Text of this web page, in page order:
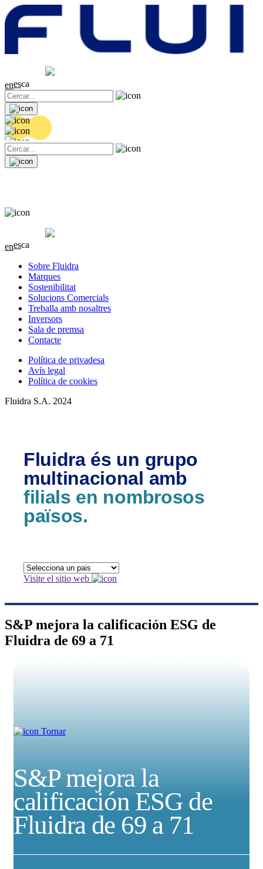
0.04 (+0.2%)
enesca
0.04 (+0.2%)
enesca
Sobre Fluidra
Marques
Sostenibilitat
Solucions Comercials
Treballa amb nosaltres
Inversors
Sala de premsa
Contacte
Política de privadesa
Avís legal
Política de cookies
Fluidra S.A. 2024
Fluidra és un grupo
multinacional amb
filials en nombrosos
països.
Visite el sitio web
S&P mejora la calificación ESG de
Fluidra de 69 a 71
Tornar
S&P mejora la
calificación ESG de
Fluidra de 69 a 71